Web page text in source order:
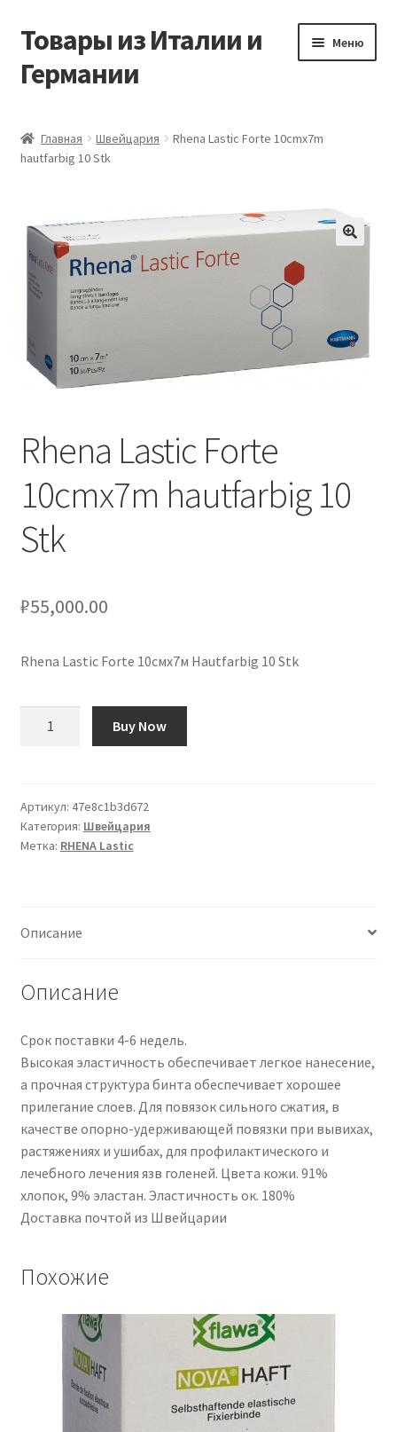
Перейти
навигации
Перейти
содержимому
Товары из Италии и
Германии
Меню
Виды доставки
Контакты
Корзина
Мой аккаунт
Оформление заказа
Подтверждение заказа
Скидки
Главная Швейцария
Rhena Lastic Forte 10cmx7m
hautfarbig 10 Stk
Rhena Lastic Forte
10cmx7m hautfarbig 10
Stk
₽55,000.00
Rhena Lastic Forte 10смx7м Hautfarbig 10 Stk
Forte
10cmx7m
hautfarbig
Buy Now
Артикул: 47e8c1b3d672
Категория: Швейцария
Метка: RHENA Lastic
Описание
Описание
Срок поставки 4-6 недель.
Высокая эластичность обеспечивает легкое нанесение,
а прочная структура бинта обеспечивает хорошее
прилегание слоев. Для повязок сильного сжатия, в
качестве опорно-удерживающей повязки при вывихах,
растяжениях и ушибах, для профилактического и
лечебного лечения язв голеней. Цвета кожи. 91%
хлопок, 9% эластан. Эластичность ок. 180%
Доставка почтой из Швейцарии
Похожие